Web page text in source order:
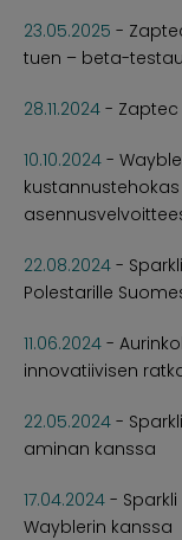
23.05.2025 -
tuen – beta-
28.11.2024 -
10.10.2024 -
22.08.2024 -
Polestarille
11.06.2024 -
innovatiivisen
22.05.2024 -
aminan kanssa
17.04.2024 -
Wayblerin kanssa